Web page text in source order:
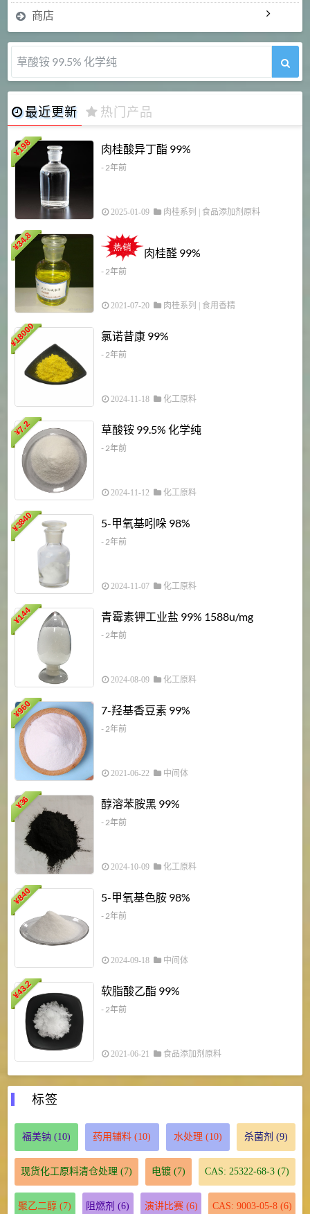
商店
草酸铵 99.5% 化学纯
最近更新 热门产品
¥
198 肉桂酸异丁酯 99%
- 2年前
2025-01-09 肉桂系列 食品添加剂原料
¥
34.8
肉桂醛 99%
- 2年前
2021-07-20 肉桂系列 食用香精
¥
18000 氯诺昔康 99%
- 2年前
2024-11-18 化工原料
¥
7.2 草酸铵 99.5% 化学纯
- 2年前
2024-11-12 化工原料
¥
3840 5-甲氧基吲哚 98%
- 2年前
2024-11-07 化工原料
¥
144 青霉素钾工业盐 99% 1588u/mg
- 2年前
2024-08-09 化工原料
¥
960 7-羟基香豆素 99%
- 2年前
2021-06-22 中间体
¥
36 醇溶苯胺黑 99%
- 2年前
2024-10-09 化工原料
¥
840 5-甲氧基色胺 98%
- 2年前
2024-09-18 中间体
¥
43.2 软脂酸乙酯 99%
- 2年前
2021-06-21 食品添加剂原料
标签
福美钠 (10) 药用辅料 (10) 水处理 (10) 杀菌剂 (9)
现货化工原料清仓处理 (7) 电镀 (7) CAS: 25322-68-3 (7)
聚乙二醇 (7) 阻燃剂 (6) 演讲比赛(6) CAS: 9003-05-8(6)